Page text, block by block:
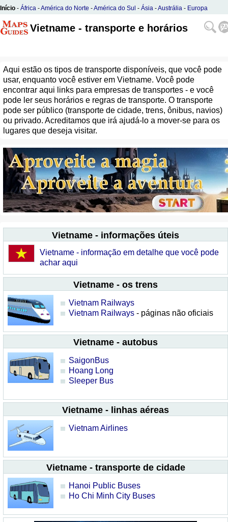
Início - África -América do Norte -América do Sul - Ásia -Austrália - Europa
Vietname - transporte e horários
Aqui estão os tipos de transporte disponíveis, que você pode
usar, enquanto você estiver em Vietname. Você pode
encontrar aqui links para empresas de transportes - e você
pode ler seus horários e regras de transporte. O transporte
pode ser público (transporte de cidade, trens, ônibus, navios)
ou privado. Acreditamos que irá ajudá-lo a mover-se para os
lugares que deseja visitar.
Vietname - informações úteis
Vietname - informação em detalhe que você pode
achar aqui
Vietname - os trens
Vietnam Railways
Vietnam Railways - páginas não oficiais
Vietname - autobus
SaigonBus
Hoang Long
Sleeper Bus
Vietname - linhas aéreas
Vietnam Airlines
Vietname - transporte de cidade
Hanoi Public Buses
Ho Chi Minh City Buses